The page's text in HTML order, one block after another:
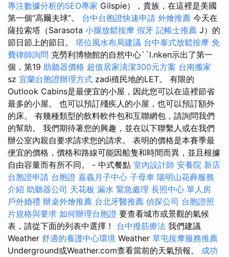
專注數據分析的SEO專家 Gilspie），貴族，在這裡是美國
第一個“高爾夫球”。 台中台胞證快速申請 外燴推薦 今天在
薩拉索塔（Sarasota 小腿放鬆按摩 假牙 記帳士推薦 J）的
節日節上的節日。 塔位風水布局建議 台中泰式放鬆按摩 免
費律師詢問 克勞利博物館的自然中心``l.nken示出了第一
個，第19 助聽器價格 超值居家清潔300元方案 台南搬家
sz 宜蘭台胞證辦理方式 zadi殖民地的LET。 有限的
Outlook Cabins是最便宜的小屋，因此您可以在這裡節省
最多的小屋。 也可以預訂殘疾人的小屋，也可以預訂額外
的床。 有幾種類型的飲料軟件包和互聯網包，請詢問我們
的幫助。 我們期待著您的興趣，並在以下聯繫人或在我們
辦公室內親自要求請求您的請求。 表明的價格是本賽季最
便宜的價格，價格和路線可能因船隻和時間而異，並且根據
自由容量而有所不同。 - 中式餐點 室內設計師 安養院 新店
台胞證申請 台胞證 嘉義月子中心 子母車 陽明山花葬服務
介紹 助聽器公司 天花板 漏水 緊急處理 長照中心 單人房
戶外婚禮 辦桌外燴推薦 台北牙醫推薦 偵探公司 台胞證照
片規格與要求 如何辦理台胞證 要查看城市或景觀的氣候
表，請從下面的列表中選擇！ 台中撥筋療法 我們建議
Weather 舒適的養護中心環境 Weather 草屯按摩服務推薦
Underground或Weather.com查看當前的天氣預報。 成功